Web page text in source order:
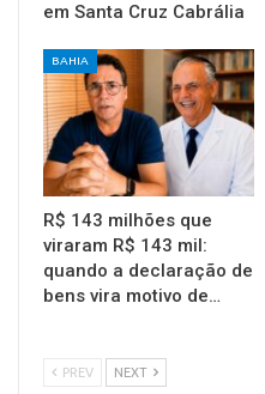
em Santa Cruz Cabrália
BAHIA
R$ 143 milhões que
viraram R$ 143 mil:
quando a declaração de
bens vira motivo de…
PREV NEXT